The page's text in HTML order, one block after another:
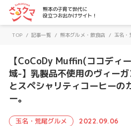
さるクマ-さるこう、熊本-｜
熊本の子育て世代に
役立つお出かけサイト！
TOP / 記事一覧 / 熊本グルメ・飲食店 / 玉名・
【CoCoDy Muffin(ココディ
域-】乳製品不使用のヴィー
とスペシャリティコーヒーの
ー。
玉名・荒尾グルメ 2022.09.06